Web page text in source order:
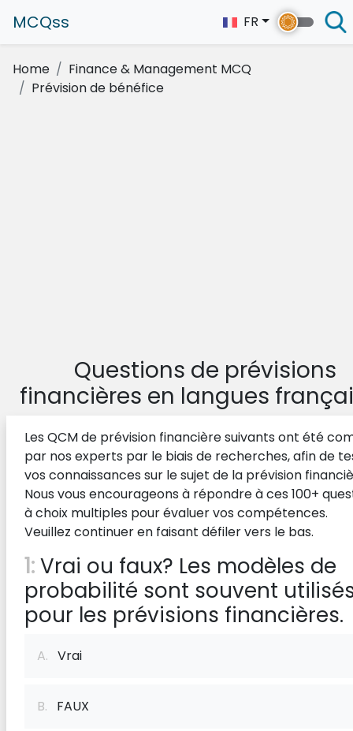
MCQss FR
Home
Finance & Management MCQ
Prévision de bénéfice
Questions de prévisions
financières en langues
Les QCM de prévision financière suivants ont été
par nos experts par le biais de recherches, afin de
vos connaissances sur le sujet de la prévision
Nous vous encourageons à répondre à ces 100+
à choix multiples pour évaluer vos compétences.
Veuillez continuer en faisant défiler vers le bas.
1:Vrai ou faux? Les modèles de
probabilité sont souvent
pour les prévisions financières.
A. Vrai
B. FAUX